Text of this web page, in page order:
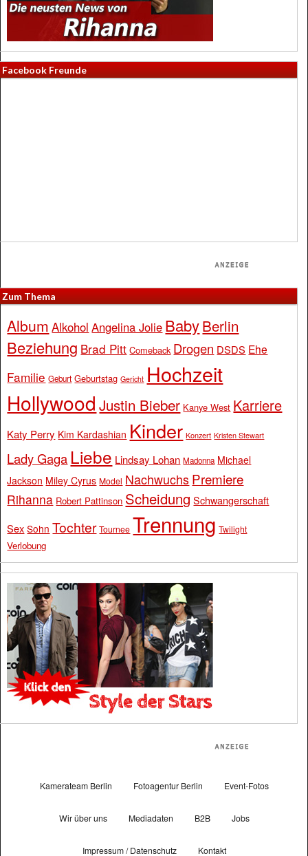
Facebook Freunde
Zum Thema
Album Alkohol Angelina Jolie BabyBerlin
Beziehung Brad Pitt Comeback Drogen DSDS Ehe
Familie Geburt Geburtstag Gericht Hochzeit
Hollywood Justin Bieber Kanye West Karriere
Katy Perry Kim Kardashian Kinder Konzert Kristen Stewart
Lady Gaga Liebe Lindsay Lohan Madonna Michael
Jackson Miley Cyrus Model Nachwuchs Premiere
Rihanna Robert Pattinson Scheidung Schwangerschaft
Sex Sohn Tochter Tournee Trennung Twilight
Verlobung
Kamerateam Berlin Fotoagentur Berlin Event-Fotos
Wir über uns Mediadaten B2B Jobs
Impressum / Datenschutz Kontakt